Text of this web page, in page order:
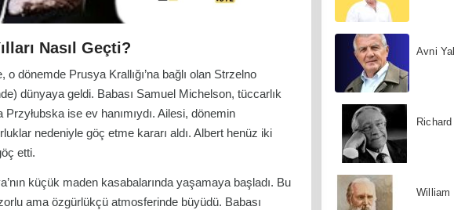
Nasıl Geçti?
dönemde Prusya Krallığı’na bağlı olan Strzelno
dünyaya geldi. Babası Samuel Michelson, tüccarlık
ise ev hanımıydı. Ailesi, dönemin
nedeniyle göç etme kararı aldı. Albert henüz iki
etti.
küçük maden kasabalarında yaşamaya başladı. Bu
ama özgürlükçü atmosferinde büyüdü. Babası
Avni
William